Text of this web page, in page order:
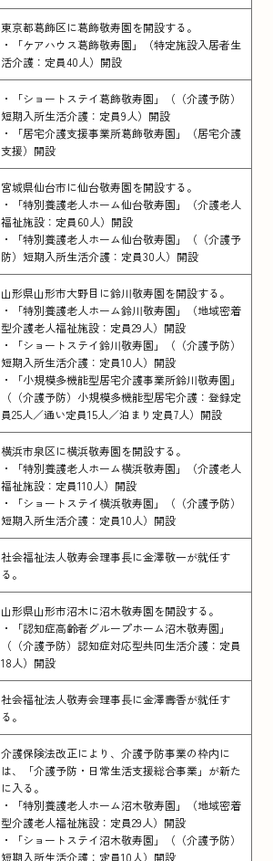
東京都葛飾区に葛飾敬寿園を開設する。
・「ケアハウス葛飾敬寿園」（特定施設入居者生
活介護：定員40人）開設
・「ショートステイ葛飾敬寿園」（（介護予防）
短期入所生活介護：定員9人）開設
・「居宅介護支援事業所葛飾敬寿園」（居宅介護
支援）開設
宮城県仙台市に仙台敬寿園を開設する。
・「特別養護老人ホーム仙台敬寿園」（介護老人
福祉施設：定員60人）開設
・「特別養護老人ホーム仙台敬寿園」（（介護予
防）短期入所生活介護：定員30人）開設
山形県山形市大野目に鈴川敬寿園を開設する。
・「特別養護老人ホーム鈴川敬寿園」（地域密着
型介護老人福祉施設：定員29人）開設
・「ショートステイ鈴川敬寿園」（（介護予防）
短期入所生活介護：定員10人）開設
・「小規模多機能型居宅介護事業所鈴川敬寿園」
（（介護予防）小規模多機能型居宅介護：登録定
員25人／通い定員15人／泊まり定員7人）開設
横浜市泉区に横浜敬寿園を開設する。
・「特別養護老人ホーム横浜敬寿園」（介護老人
福祉施設：定員110人）開設
・「ショートステイ横浜敬寿園」（（介護予防）
短期入所生活介護：定員10人）開設
社会福祉法人敬寿会理事長に金澤敬一が就任す
る。
山形県山形市沼木に沼木敬寿園を開設する。
・「認知症高齢者グループホーム沼木敬寿園」
（（介護予防）認知症対応型共同生活介護：定員
18人）開設
社会福祉法人敬寿会理事長に金澤壽香が就任す
る。
介護保険法改正により、介護予防事業の枠内に
は、「介護予防・日常生活支援総合事業」が新た
に入る。
・「特別養護老人ホーム沼木敬寿園」（地域密着
型介護老人福祉施設：定員29人）開設
・「ショートステイ沼木敬寿園」（（介護予防）
短期入所生活介護：定員10人）開設